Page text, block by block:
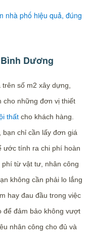
nhà phố hiệu quả, đúng
Dương
số m2 xây dựng,
cho những đơn vị thiết
thấtcho khách hàng.
chỉ cần lấy đơn giá
ước tính ra chi phí hoàn
từ vật tư, nhân công
không cần phải lo lắng
hay đau đầu trong việc
để đảm bảo không vượt
nhân công cho đủ và